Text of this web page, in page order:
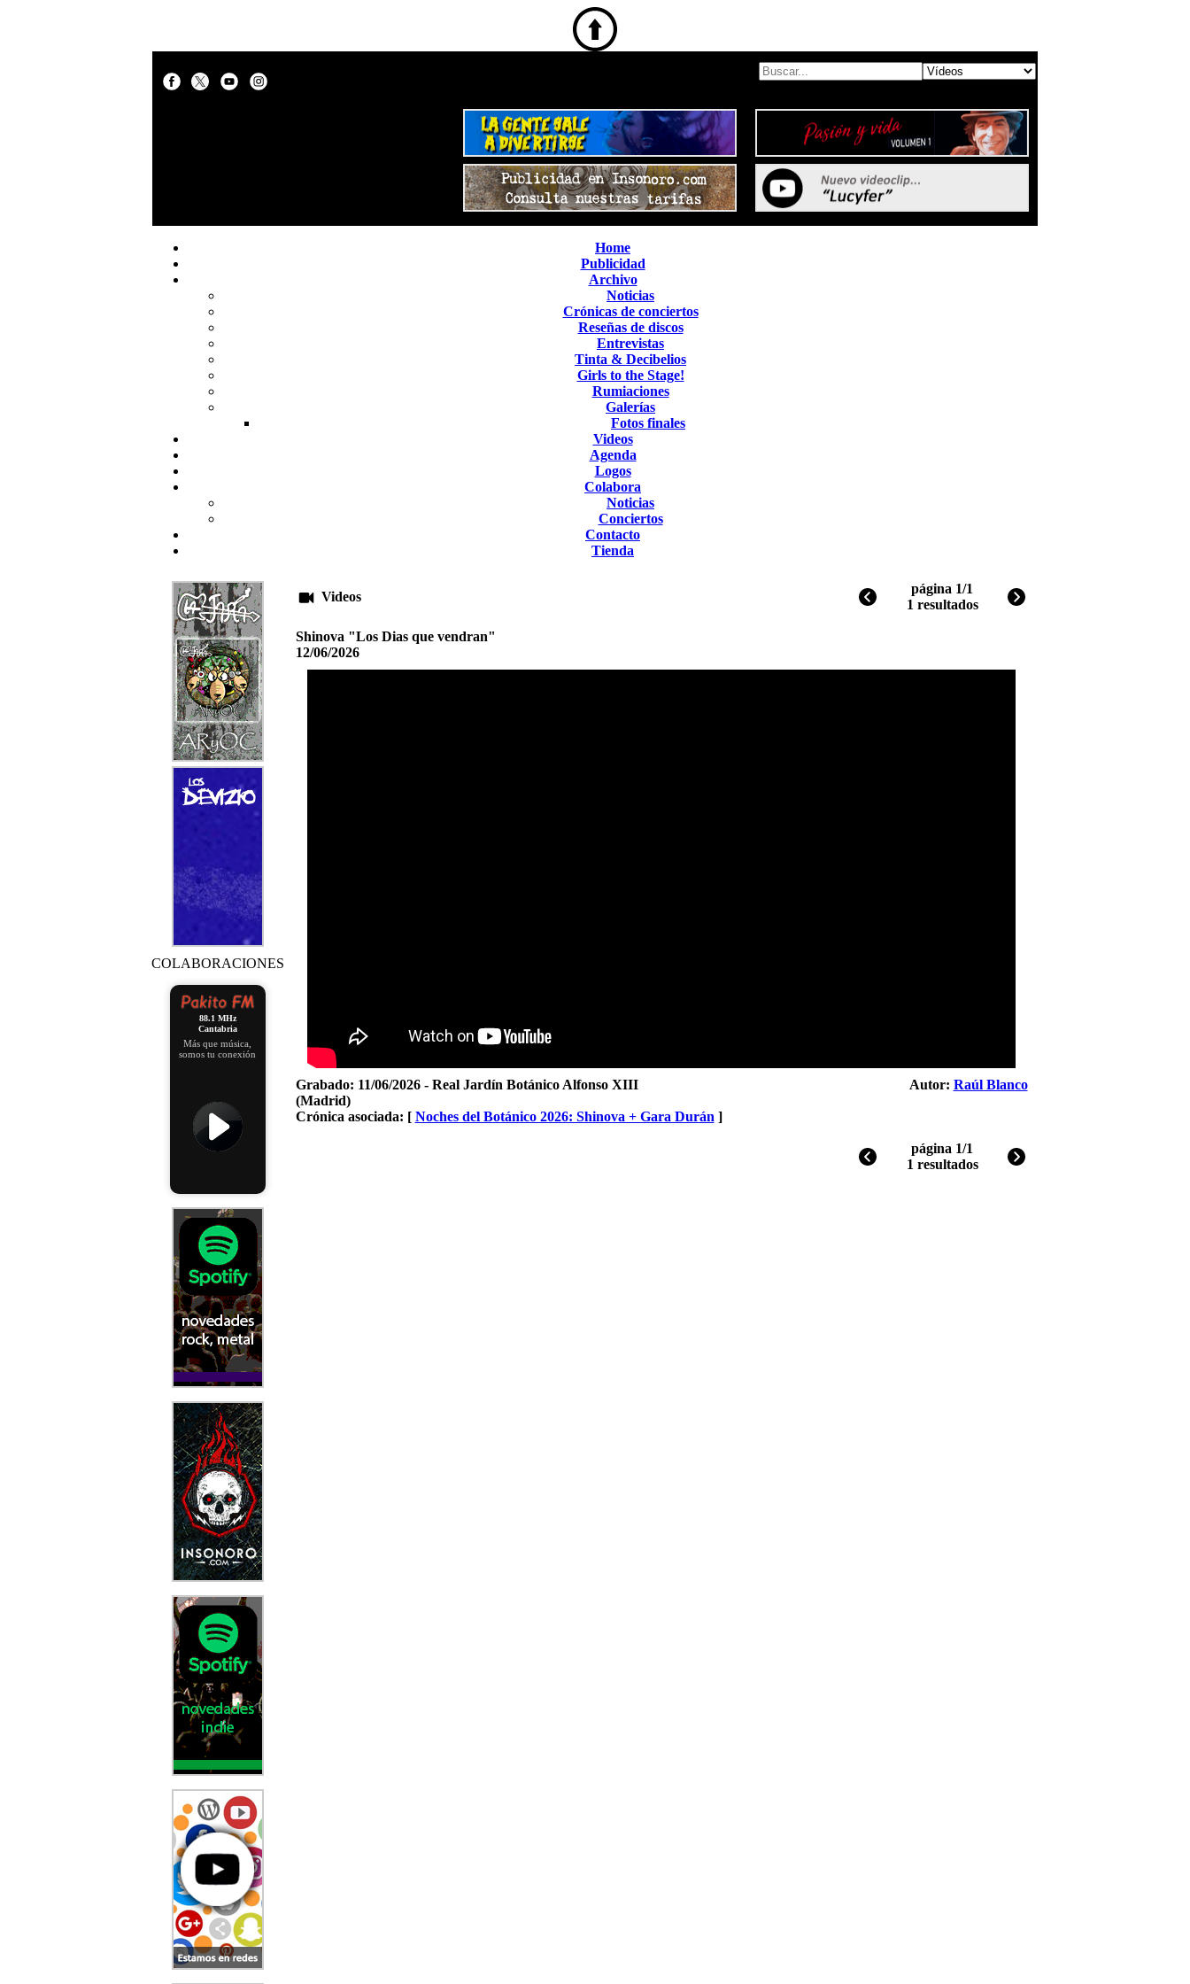
Home
Publicidad
Archivo
Noticias
Crónicas de conciertos
Reseñas de discos
Entrevistas
Tinta & Decibelios
Girls to the Stage!
Rumiaciones
Galerías
Fotos finales
Videos
Agenda
Logos
Colabora
Noticias
Conciertos
Contacto
Tienda
COLABORACIONES
88.1 MHz
Cantabria
Más que música,
somos tu conexión
Videos
página 1/1
1 resultados
Shinova "Los Dias que vendran"
12/06/2026
Grabado: 11/06/2026 - Real Jardín Botánico Alfonso XIII
(Madrid)
Autor: Raúl Blanco
Crónica asociada: [ Noches del Botánico 2026: Shinova + Gara Durán ]
página 1/1
1 resultados